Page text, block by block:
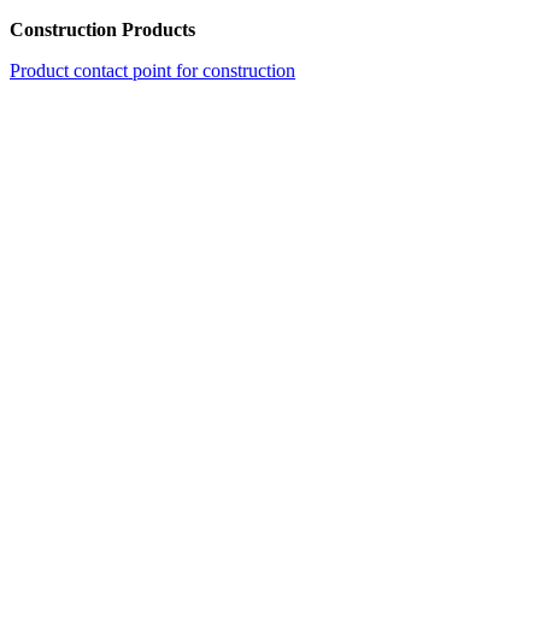
Construction Products
Product contact point for construction